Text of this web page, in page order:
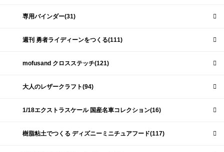
専用バインダー(31)
週刊 勇者ライディーンをつくる(111)
mofusand クロスステッチ(121)
大人のレザークラフト(94)
1/18エクストラスケール 国産名車コレクション(16)
樹脂粘土でつくる ディズニーミニチュアフード(117)